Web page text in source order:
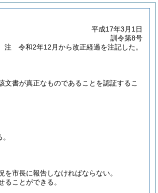
平成17年3月1日
訓令第8号
注 令和2年12月から改正経過を注記した。
書が真正なものであることを認証するこ
市長に報告しなければならない。
ことができる。